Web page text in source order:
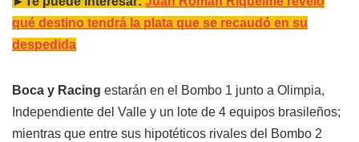
qué destino tendrá la plata que se recaudó en su
despedida
Boca y Racing estarán en el Bombo 1 junto a Olimpia,
Independiente del Valle y un lote de 4 equipos brasileños;
mientras que entre sus hipotéticos rivales del Bombo 2